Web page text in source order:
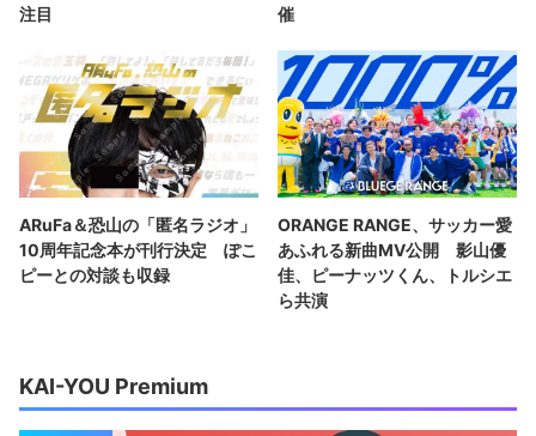
注目
催
ARuFa＆恐山の「匿名ラジオ」
10周年記念本が刊行決定 ぽこ
ピーとの対談も収録
ORANGE RANGE、サッカー愛
あふれる新曲MV公開 影山優
佳、ピーナッツくん、トルシエ
ら共演
KAI-YOU Premium